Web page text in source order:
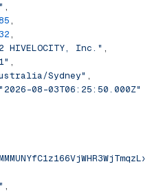
,
,
,
HIVELOCITY, Inc." ,
,
Sydney" ,
"2026-08-03T06:25:50.000Z"
,